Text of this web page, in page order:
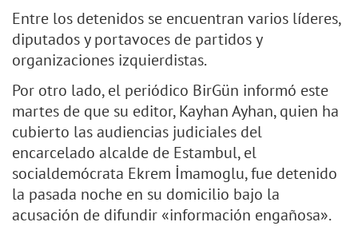
Entre los detenidos se encuentran varios líderes,
diputados y portavoces de partidos y
organizaciones izquierdistas.
Por otro lado, el periódico BirGün informó este
martes de que su editor, Kayhan Ayhan, quien ha
cubierto las audiencias judiciales del
encarcelado alcalde de Estambul, el
socialdemócrata Ekrem İmamoglu, fue detenido
la pasada noche en su domicilio bajo la
acusación de difundir «información engañosa».